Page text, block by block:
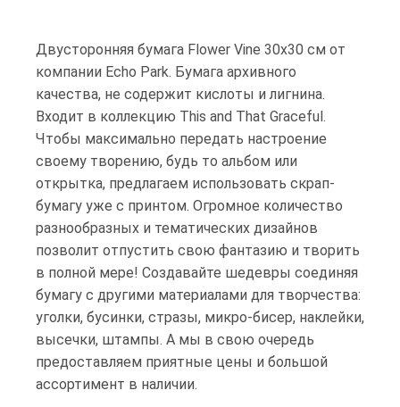
Двусторонняя бумага Flower Vine 30х30 см от
компании Echo Park. Бумага архивного
качества, не содержит кислоты и лигнина.
Входит в коллекцию This and That Graceful.
Чтобы максимально передать настроение
своему творению, будь то альбом или
открытка, предлагаем использовать скрап-
бумагу уже с принтом. Огромное количество
разнообразных и тематических дизайнов
позволит отпустить свою фантазию и творить
в полной мере! Создавайте шедевры соединяя
бумагу с другими материалами для творчества:
уголки, бусинки, стразы, микро-бисер, наклейки,
высечки, штампы. А мы в свою очередь
предоставляем приятные цены и большой
ассортимент в наличии.